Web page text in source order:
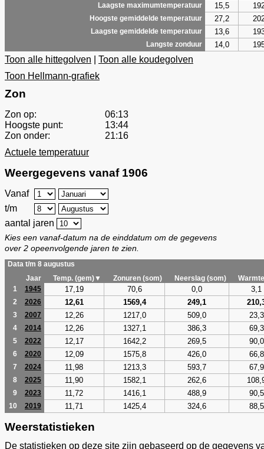
Laagste maximumtemperatuur 15,5
Hoogste gemiddelde temperatuur 27,2
Laagste gemiddelde temperatuur 13,6
Langste zonduur 14,0
Toon alle hittegolven
Toon alle koudegolven
Toon Hellmann-grafiek
Zon
Zon op:
06:13
Hoogste punt:
13:44
Zon onder:
21:16
Actuele temperatuur
Weergegevens vanaf 1906
Vanaf
t/m
aantal jaren
Kies een vanaf-datum na de einddatum om de gegevens
over 2 opeenvolgende jaren te zien.
Data t/m 8 augustus
Jaar
Temp. (gem)▼ Zonuren (som) Neerslag (som)
1
1945 17,19 70,6 0,0 3,1
2 2026 12,61 1569,4 249,1
3 2007 12,26 1217,0 509,0 23,3
4 2014 12,26 1327,1 386,3 69,3
5 2022 12,17 1642,2 269,5 90,0
6 2020 12,09 1575,8 426,0 66,8
7 2024 11,98 1213,3 593,7 67,9
8 2025 11,90 1582,1 262,6
9 2023 11,72 1416,1 488,9 90,5
10 2019 11,71 1425,4 324,6 88,5
Weerstatistieken
De statistieken op deze site zijn gebaseerd op de gegevens